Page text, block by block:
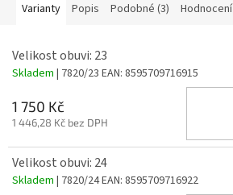
Varianty Popis Podobné (3) Hodnocení
Velikost obuvi: 23
Skladem | 7820/23 EAN: 8595709716915
1 750 Kč
1 446,28 Kč bez DPH
Velikost obuvi: 24
Skladem | 7820/24EAN: 8595709716922